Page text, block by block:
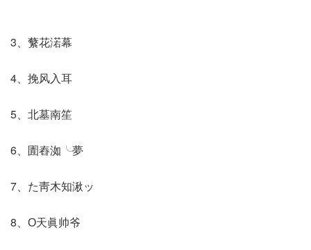
3、蘩花渃幕
4、挽风入耳
5、北墓南笙
6、圊舂洳╰夢
7、た靑木知湫ッ
8、О天眞帅爷